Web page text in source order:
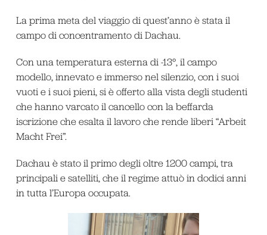
La prima meta del viaggio di quest’anno è stata il
campo di concentramento di Dachau.
Con una temperatura esterna di -13°, il campo
modello, innevato e immerso nel silenzio, con i suoi
vuoti e i suoi pieni, si è offerto alla vista degli studenti
che hanno varcato il cancello con la beffarda
iscrizione che esalta il lavoro che rende liberi “Arbeit
Macht Frei”.
Dachau è stato il primo degli oltre 1200 campi, tra
principali e satelliti, che il regime attuò in dodici anni
in tutta l’Europa occupata.